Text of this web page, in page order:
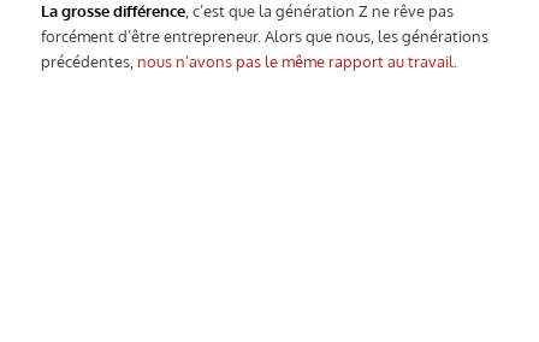
La grosse différence, c’est que la génération Z ne rêve pas
forcément d’être entrepreneur. Alors que nous, les générations
précédentes, nous n’avons pas le même rapport au travail